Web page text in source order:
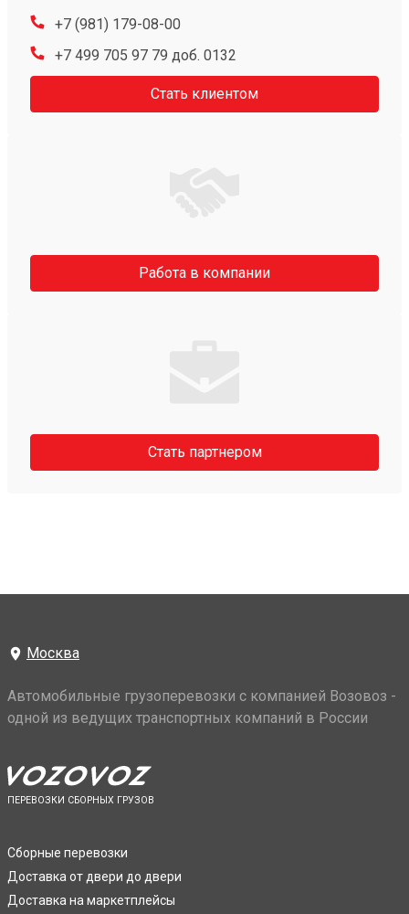
+7 (981) 179-08-00
+7 499 705 97 79 доб. 0132
Стать клиентом
Работа в компании
Стать партнером
Москва
Автомобильные грузоперевозки с компанией Возовоз -
одной из ведущих транспортных компаний в России
ПЕРЕВОЗКИ СБОРНЫХ ГРУЗОВ
Сборные перевозки
Доставка от двери до двери
Доставка на маркетплейсы